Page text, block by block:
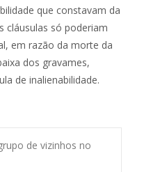
que constavam da
cláusulas só poderiam
em razão da morte da
dos gravames,
de inalienabilidade.
de vizinhos no